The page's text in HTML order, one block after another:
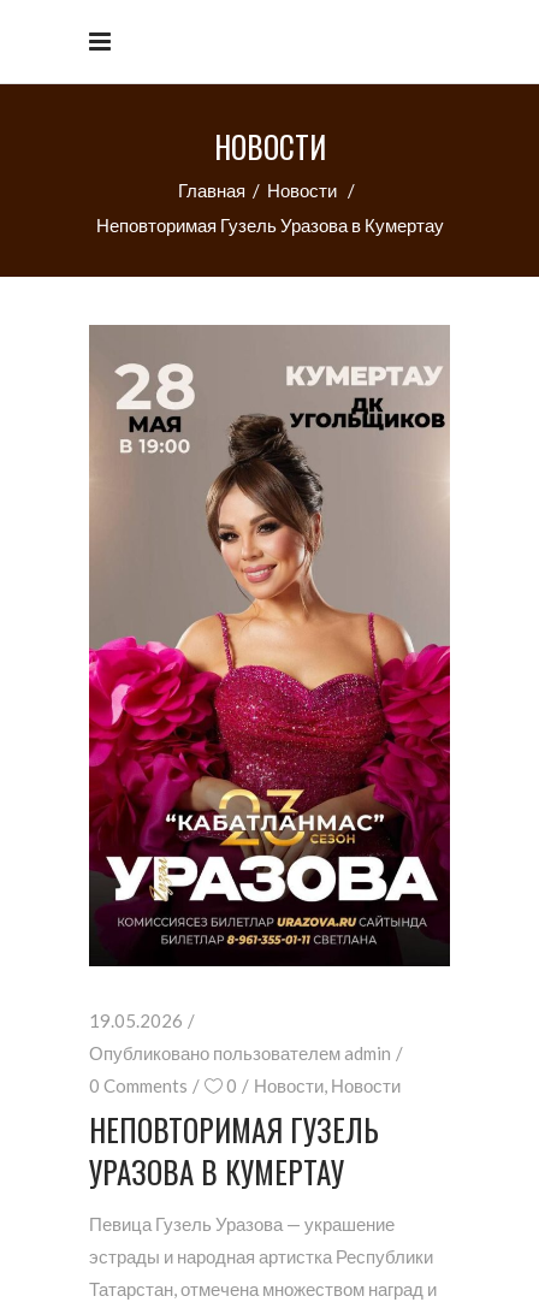
НОВОСТИ
Главная / Новости /
Неповторимая Гузель Уразова в Кумертау
19.05.2026
Опубликовано пользователемadmin
0 Comments
0 Новости, Новости
НЕПОВТОРИМАЯ ГУЗЕЛЬ
УРАЗОВА В КУМЕРТАУ
Певица Гузель Уразова — украшение
эстрады и народная артистка Республики
Татарстан, отмечена множеством наград и